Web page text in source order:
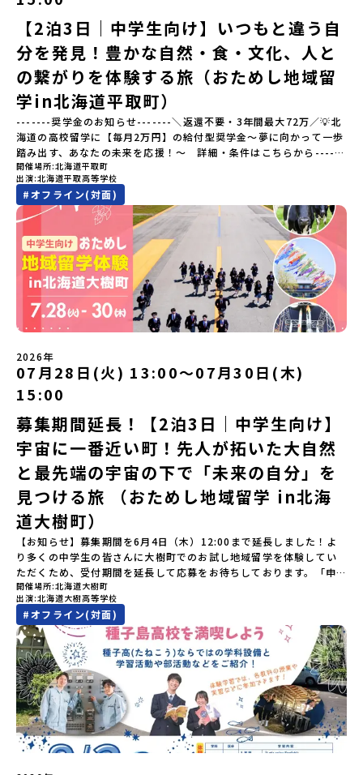
「竜門峡（りゅうもんきょう）」など、思わず立ち止まりたくなる
ような自然も広がり、歴史・文化・自然が重なり合う、“本物”に出
会える場所です。そんな歴史・文化が豊かな佐賀県有田町で実際に
町を歩きながら学ぶフィールドワークをしたり、有田焼づくりに関
わる職人、町で暮らすプロデザイナー、地元の高校で学ぶ生徒など
と交流しながら「伝統的なものづくり」や「未来のデザイン」を一
緒に探求できます。ただ体験するだけじゃなくて、 “どうしてこの形
なんだろう？” “自分だったらどんなデザインにする？” そんなふう
に考える時間も、このプログラムの大切なポイントです。ここで出
会う人や体験が、自分の「好き」や「未来」につながるかもしれま
せん。この町でしかできない、ちょっと特別な体験を、ぜひ楽しん
でみませんか？体験のおすすめポイント体験プログラム内容（予
定）＜１日目＞（PM）「オリエンテーション・自己紹介ワーク」
「有田工業高校見学」 -陶芸技術をまなぶ！「セラミック科」のま
なび場を体験 -デザインセンスをまなぶ！「デザイン科」のまなび
場を体験「フィールドワーク」 -有田の歴史ある名所巡り -有田
の歴史的な町並みを体感する「有田焼絵付けアクティビティ」 -職
人さんからまなぶ！有田焼伝統の「絵付け」体験ワークショップ
（協力：clay studio）「みんなで楽しもう！BBQ」 -BBQづく
り -仲間や地元の高校生、町の大人たちと交流・対話＜２日目＞
（AM）「1日目の振り返り」「ワークショップ」 -ゲスト講師によ
（PM）「ランチ/お土産タイム」解散※天候の状況や参加人数によ
ってプログラムを変更する場合がございます。参加概要【開催場
所】佐賀県 有田町（ありたちょう）【実施日程】7月4日（土）〜7
月5日（日）※参加が確定した方には6月5日（金） 18:30～20:00に
「参加者向け事前オンライン研修」をご案内する予定です。必ず参
加をお願いします。【集合場所・時間】7月4日(土) 12：00 JR有田
駅※12：00までにJR有田駅に到着する便で手配ください。【解散場
所・時間】7月5日(日) 13：00頃 JR有田駅【対象】中学2年生、中
学3年生【宿泊先】ありこや（佐賀県西松浦郡有田町）※地域みらい
留学生が活用している宿泊施設（シェアハウス）です。※1室1名で
宿泊いただく予定です。 【旅行代金】無料※旅行代金に含まれる費
用のうち、以下の内容が無料となります：・宿泊費（1泊分）・プロ
グラム内のアクティビティ・体験費用・一部の食事代*以下の費用は
参加者のご負担となります・集合場所までの往復交通費・お土産代
や自由時間の個人飲食費などの個人的費用【募集人数】最大5名（お
申し込み多数の場合は抽選の上決定）【参加者決定】お申し込み多
数の場合は、締め切り後1週間を目途に当落結果をご連絡いたしま
す。【申し込み受付期間】5月7日(木)12：00 から 5月21日(木)
12：00まで疑問も不安もワクワクに変える！「おためし地域留学」
ステップアップ説明会プログラムの内容を詳しく知りたい方や、お
申し込みを迷われている方向けにZoomでのオンライン配信を行い
ます。知りたい情報のレベルに合わせて、以下の2つのステップをご
活用ください。【STEP 1】全体オンライン説明会〜まずは「おため
し地域留学」を知りたい方へ〜日本全国20以上の地域から選んで参
加できる「おためし地域留学」の全体像や魅力について、説明会を
開催しました。中学生一人での参加にあたり、保護者様が特に気に
なる「安全面」や「事務局のサポート体制」についても詳しく解説
しています。ぜひ、ご自宅からお気軽にご視聴ください。▶︎ [アーカ
【2泊3日｜中学生向け】いつもと違う自
分を発見！豊かな自然・食・文化、人と
の繋がりを体験する旅（おためし地域留
学in北海道平取町）
-------奨学金のお知らせ-------＼返還不要・3年間最大72万／💡北
海道の高校留学に【毎月2万円】の給付型奨学金～夢に向かって一歩
踏み出す、あなたの未来を応援！～ 詳細・条件はこちらから------
---------------------------＜体験費・宿泊費が無料＞累計3,000万
部以上販売された大人気マンガ「ゴールデンカムイ」の実写版映画
に登場する町！北海道の「アイヌ文化継承の地」で自然や食を体験
してみませんか？「地元以外の地域の暮らしが気になる。いつか留
学してみたい！」「アイヌ文化の歴史や、マンガに登場する世界を
自分の手で探求したい！」「自然が好きでもっと触れてあそびた
い！」そんな中学生のみなさんにおすすめ！「おためし地域留学体
験」は、日本全国約200の高校と連携し、地域の枠を超えて学校生活
を送る「地域みらい留学」をプチ体験できるプログラムです。はじ
めてのひとり旅でも安心！現地でもスタッフがしっかりとサポート
いたします。今回のフィールドは「北海道平取町（びらとりちょ
う）」北海道の南に位置する平取町（びらとりちょう）。壮大な自
然と「アイヌ文化」が継承されている町として広く知られていま
す。町名の「平取（びらとり）」は、アイヌ語「ピラ・ウトゥル」
（崖の間を意味）という言葉から名付けられました。見上げるほど
大きな山々が連なる「幌尻岳（ぽろしりだけ）」の景色は絶景！日
本一の広さを誇る「すずらん」が咲く花畑や、和牛がのんびりと過
ごす放牧地。日本一の清流に選ばれたこともある、ヤマメやニジマ
スが泳ぐ「沙流川（さるがわ）」。他の地域では見ることのできな
い圧倒的スケールの自然を味わうことができます。さらに、源義経
（みなもとのよしつね）とも縁が深いとされている地域で、義経を
祀った神社や公園などが存在し、アイヌ民族と日本の歴史を交差す
る瞬間を肌で体感できる町です。北の大地で育まれた「アイヌ文
化」とは？「アイヌ」の文化は北海道を中心とした北部周辺で、先
住民族である「アイヌ民族」によって大切に育まれてきた文化で
す。日本語とは異なる響きを持つ「アイヌ語」や、自然界のあらゆ
る物に「魂」が宿ると考える「精神文化」、祭りや家庭での行事な
どに踊られる「古式舞踊」、独特の文様による刺繍（ししゅう）、
木彫り等の工芸など、ユニークな文化が存在します。アイヌ文化で
は、人間のまわりに存在する生き物や自然のチカラ、暮らしの道具
のうち、人間にとって大切な役割を持っているものを「カムイ」と
呼んでいます。いつも自分たちを見守ってくれているもの、例え
ば、身近な動植物や、暮らしに欠かせない火、水、風、そして雄大
な山や川などもすべて「カムイ」です。この文化と精神性をテーマ
にした大人気マンガ「ゴールデンカムイ」は、累計3000万部以上販
売され、2026年3月に映画の続編も公開されるなど注目を集めてい
ます。今回は、平取町の中でもアイヌ文化に触れることのできる
「二風谷（にぶたに）コタン」へ出発！アイヌの家や暮らし、食な
どを体感することができます。ぜひ現地で味わってみてください
開催場所 北海道平取町
出演 北海道平取高等学校
#オフライン(対面)
2026年
07月28日(火) 13:00〜07月30日(木)
15:00
募集期間延長！【2泊3日｜中学生向け】
宇宙に一番近い町！先人が拓いた大自然
と最先端の宇宙の下で「未来の自分」を
見つける旅 （おためし地域留学 in北海
道大樹町）
【お知らせ】募集期間を6月4日（木）12:00まで延長しました！よ
り多くの中学生の皆さんに大樹町でのお試し地域留学を体験してい
ただくため、受付期間を延長して応募をお待ちしております。「申
し込みのタイミングを逃してしまった」という方も、この機会にぜ
ひ一歩踏み出してみませんか？※都合により締め切りを早める場合
がございます。お早目にご応募ください！-------------------------
-------------------＼返還不要・3年間最大72万／💡北海道の高校留
学に【毎月2万円】の給付型奨学金～夢に向かって一歩踏み出す、あ
なたの未来を応援！～ 詳細・条件はこちらから------------------
--------------------------ーーーーーーーーーーーーーーーーーー
ーーーーーーーーーーーーーー＜体験費・宿泊費が無料！＞民間ロ
ケットの打ち上げ成功で話題になった町！ 北海道の「宇宙版シリコ
ンバレー」を目指す大樹町で、最先端テクノロジーとどこまでも続
く大自然を肌で感じてみませんか？「地元以外の地域の暮らしが気
になる。いつか留学してみたい！」「自分の進学や将来の可能性を
もっとひらきたい！ 」「自然が好きでもっと触れてあそびたい！」
開催場所 北海道大樹町
出演 北海道大樹高等学校
#オフライン(対面)